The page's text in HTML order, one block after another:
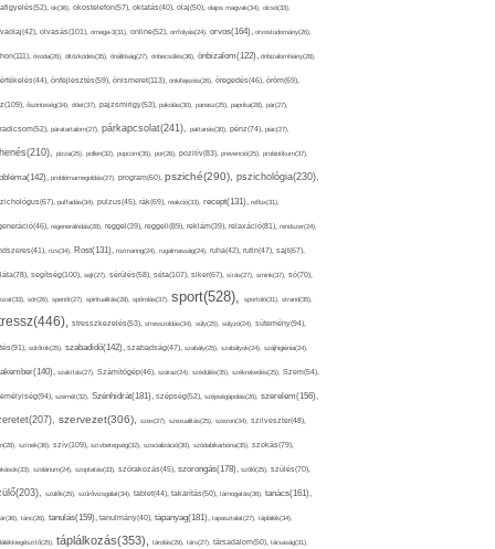
ok(36), okostelefon(57), oktatás(40), olaj(50), olajos magvak(34), olcsó(33),
olvasás(101), omega-3(31), online(52), orrfolyás(24), orvos(164), orvostudomány(26),
óvoda(26), öltözködés(35), önállóság(27), önbecsülés(36), önbizalom(122), önbizalomhiány(28),
önfejlesztés(59), önismeret(113), önkifejezés(26), öregedés(46), öröm(69),
őszinteség(34), ötlet(37), pajzsmirigy(53), pakolás(30), panasz(25), paprika(28), pár(27),
páratartalom(27), párkapcsolat(241), pattanás(30), pénz(74), piac(27),
pizza(25), pollen(32), popcorn(35), por(26), pozitív(83), prevenció(25), probiotikum(37),
problémamegoldás(27), program(60), psziché(290), pszichológia(230),
puffadás(34), pulzus(45), rák(69), reakció(33), recept(131), reflux(31),
regenerálódás(28), reggel(39), reggeli(89), reklám(39), relaxáció(81), rendszer(24),
rizs(34), Rost(131), rozmaring(24), rugalmasság(24), ruha(42), rutin(47), sajt(67),
segítség(100), sejt(27), sérülés(58), séta(107), siker(67), sírás(27), smink(37), só(70),
sör(26), spenót(27), spiritualitás(28), spórolás(37), sport(528), sportoló(31), strand(35),
stresszkezelés(53), stresszoldás(34), súly(25), súlyzó(24), sütemény(94),
sütőtök(25), szabadidő(142), szabadság(47), szabály(25), szabályok(24), szájhigiénia(24),
szakítás(27), Számítógép(46), száraz(24), szédülés(35), székrekedés(25), Szem(54),
szemét(32), Szénhidrát(181), szépség(52), szépségápolás(26), szerelem(156),
szervezet(306), szex(27), szexualitás(25), szezon(34), szilveszter(48),
színek(36), szív(109), szívbetegség(32), szocializáció(30), szódabikarbóna(35), szokás(79),
szolárium(24), szoptatás(33), szórakozás(45), szorongás(178), szőlő(25), szülés(70),
szülők(25), szűrővizsgálat(34), tablet(44), takarítás(50), támogatás(36), tanács(161),
tánc(26), tanulás(159), tanulmány(40), tápanyag(181), tapasztalat(27), táplálék(34),
táplálkozás(353), tárolás(29), társ(27), társadalom(50), társaság(31),